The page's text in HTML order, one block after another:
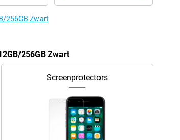
256GB Zwart
256GB Zwart
Screenprotectors